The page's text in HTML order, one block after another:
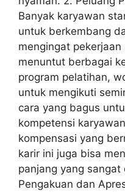
Banyak karyawan
untuk berkembang
mengingat
menuntut berbagai
program pelatihan,
untuk mengikuti
cara yang bagus
kompetensi
kompensasi yang
karir ini juga bisa
panjang yang
Pengakuan dan